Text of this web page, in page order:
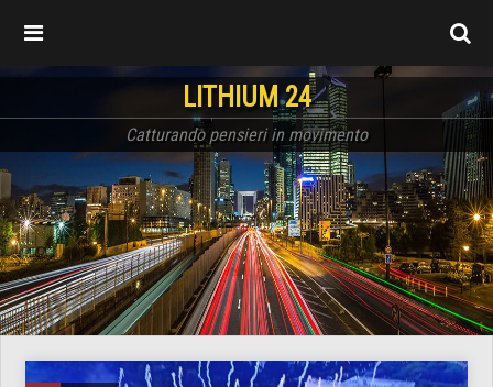
LITHIUM 24
Catturando pensieri in movimento